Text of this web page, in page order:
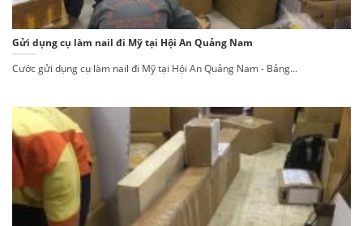
Gửi dụng cụ làm nail đi Mỹ tại Hội An Quảng Nam
Cước gửi dụng cụ làm nail đi Mỹ tại Hội An Quảng Nam - Bảng...